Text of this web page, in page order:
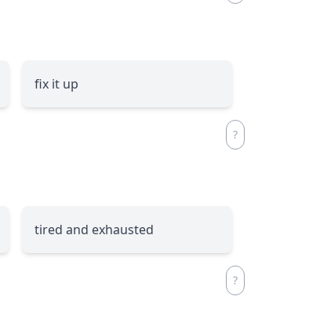
fix it up
tired and exhausted